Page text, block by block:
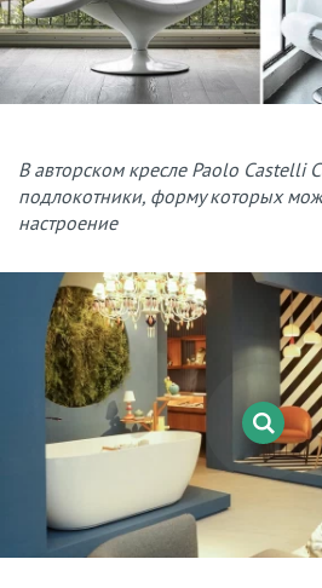
В авторском кресле Paolo Castelli
подлокотники, форму которых
настроение